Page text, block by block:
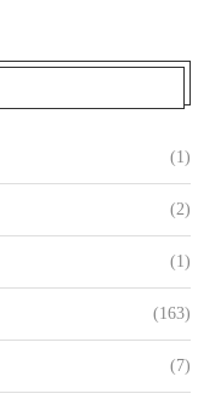
(1)
(2)
(1)
(163)
(7)